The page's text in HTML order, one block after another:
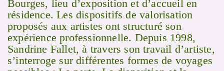
Bourges, lieu d’exposition et d’accueil en
résidence. Les dispositifs de valorisation
proposés aux artistes ont structuré son
expérience professionnelle. Depuis 1998,
Sandrine Fallet, à travers son travail d’artiste,
s’interroge sur différentes formes de voyages